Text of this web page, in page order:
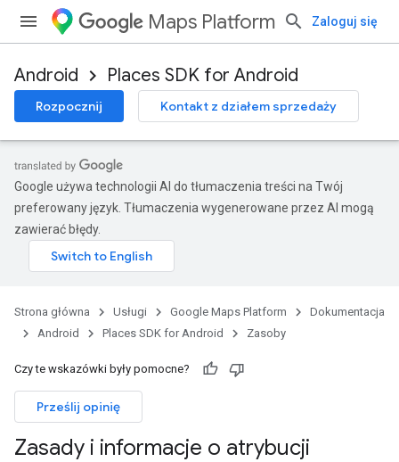
Maps Platform Zaloguj się
Android Places SDK for Android
Rozpocznij Kontakt z działem sprzedaży
Google używa technologii AI do tłumaczenia treści na Twój
preferowany język. Tłumaczenia wygenerowane przez AI mogą
zawierać błędy.
Strona główna Usługi Google Maps Platform
Dokumentacja
Android
Places SDK for Android Zasoby
Czy te wskazówki były pomocne?
Prześlij opinię
Zasady i informacje o atrybucji